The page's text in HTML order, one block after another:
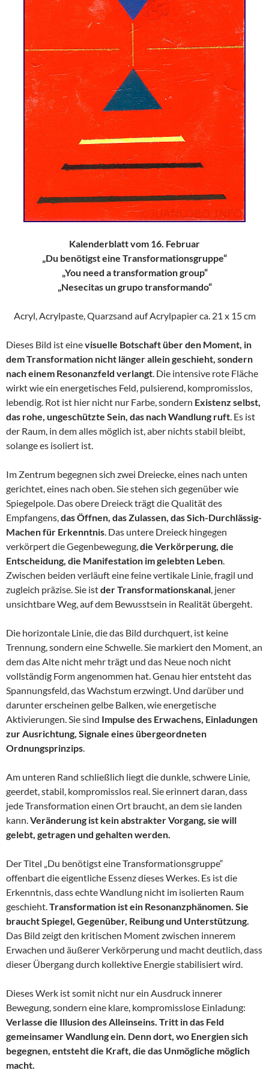
Kalenderblatt vom 16. Februar
„Du benötigst eine Transformationsgruppe“
„You need a transformation group“
„Nesecitas un grupo transformando“
Acryl, Acrylpaste, Quarzsand auf Acrylpapier ca. 21 x 15 cm
Dieses Bild ist einevisuelle Botschaft über den Moment, in
dem Transformation nicht länger allein geschieht, sondern
nach einem Resonanzfeld verlangt. Die intensive rote Fläche
wirkt wie ein energetisches Feld, pulsierend, kompromisslos,
lebendig. Rot ist hier nicht nur Farbe, sondern Existenz selbst,
das rohe, ungeschützte Sein, das nach Wandlung ruft. Es ist
der Raum, in dem alles möglich ist, aber nichts stabil bleibt,
solange es isoliert ist.
Im Zentrum begegnen sich zwei Dreiecke, eines nach unten
gerichtet, eines nach oben. Sie stehen sich gegenüber wie
Spiegelpole. Das obere Dreieck trägt die Qualität des
Empfangens,das Öffnen, das Zulassen, das Sich-Durchlässig-
Machen für Erkenntnis. Das untere Dreieck hingegen
verkörpert die Gegenbewegung,die Verkörperung, die
Entscheidung, die Manifestation im gelebten Leben.
Zwischen beiden verläuft eine feine vertikale Linie, fragil und
zugleich präzise. Sie istder Transformationskanal, jener
unsichtbare Weg, auf dem Bewusstsein in Realität übergeht.
Die horizontale Linie, die das Bild durchquert, ist keine
Trennung, sondern eine Schwelle. Sie markiert den Moment, an
dem das Alte nicht mehr trägt und das Neue noch nicht
vollständig Form angenommen hat. Genau hier entsteht das
Spannungsfeld, das Wachstum erzwingt. Und darüber und
darunter erscheinen gelbe Balken, wie energetische
Aktivierungen. Sie sind Impulse des Erwachens, Einladungen
zur Ausrichtung, Signale eines übergeordneten
Ordnungsprinzips.
Am unteren Rand schließlich liegt die dunkle, schwere Linie,
geerdet, stabil, kompromisslos real. Sie erinnert daran, dass
jede Transformation einen Ort braucht, an dem sie landen
kann.Veränderung ist kein abstrakter Vorgang, sie will
gelebt, getragen und gehalten werden.
Der Titel „Du benötigst eine Transformationsgruppe“
offenbart die eigentliche Essenz dieses Werkes. Es ist die
Erkenntnis, dass echte Wandlung nicht im isolierten Raum
geschieht.Transformation ist ein Resonanzphänomen. Sie
braucht Spiegel, Gegenüber, Reibung und Unterstützung.
Das Bild zeigt den kritischen Moment zwischen innerem
Erwachen und äußerer Verkörperung und macht deutlich, dass
dieser Übergang durch kollektive Energie stabilisiert wird.
Dieses Werk ist somit nicht nur ein Ausdruck innerer
Bewegung, sondern eine klare, kompromisslose Einladung:
Verlasse die Illusion des Alleinseins. Tritt in das Feld
gemeinsamer Wandlung ein. Denn dort, wo Energien sich
begegnen, entsteht die Kraft, die das Unmögliche möglich
macht.